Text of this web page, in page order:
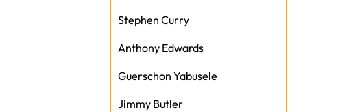
Stephen Curry
Anthony Edwards
Guerschon Yabusele
Jimmy Butler